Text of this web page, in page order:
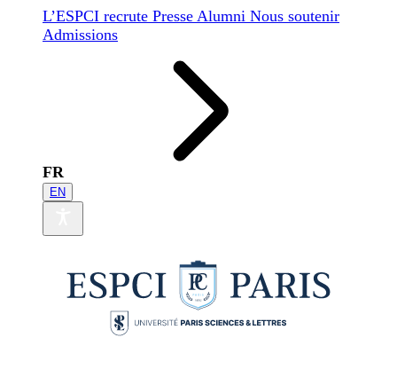
L’ESPCI recrute Presse Alumni Nous soutenir
Admissions
FR
EN